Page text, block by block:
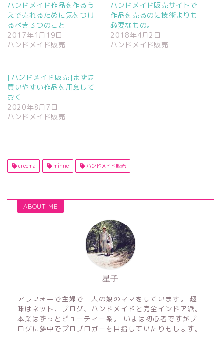
ハンドメイド作品を作るう
えで売れるために気をつけ
るべき３つのこと
2017年1月19日
ハンドメイド販売
ハンドメイド販売サイトで
作品を売るのに技術よりも
必要なもの。
2018年4月2日
ハンドメイド販売
[ハンドメイド販売]まずは
買いやすい作品を用意して
おく
2020年8月7日
ハンドメイド販売
creema minne ハンドメイド販売
ABOUT ME
星子
アラフォーで主婦で二人の娘のママをしています。 趣
味はネット、ブログ、ハンドメイドと完全インドア派。
本業はずっとビューティー系。 いまは初心者ですがブ
ログに夢中でプロブロガーを目指していたりもします。